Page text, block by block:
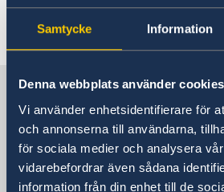
Samtycke Information
Denna webbplats använder cookies
Vi använder enhetsidentifierare för
och annonserna till användarna,
för sociala medier och analysera
vidarebefordrar även sådana
information från din enhet till de
Senast uppdaterad 18 jan. 2023,
Sverige i Iran
Sveriges ambassad i
Besöksadress